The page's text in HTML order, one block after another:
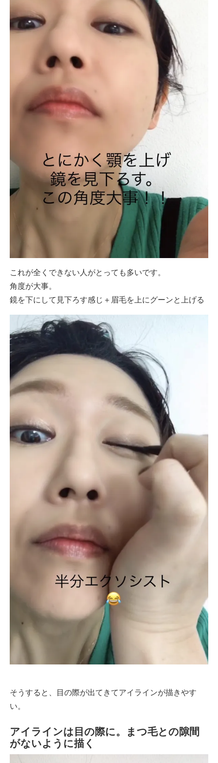
これが全くできない人がとっても多いです。
角度が大事。
鏡を下にして見下ろす感じ＋眉毛を上にグーンと上げる
そうすると、目の際が出てきてアイラインが描きやす
い。
アイラインは目の際に。まつ毛との隙間
がないように描く